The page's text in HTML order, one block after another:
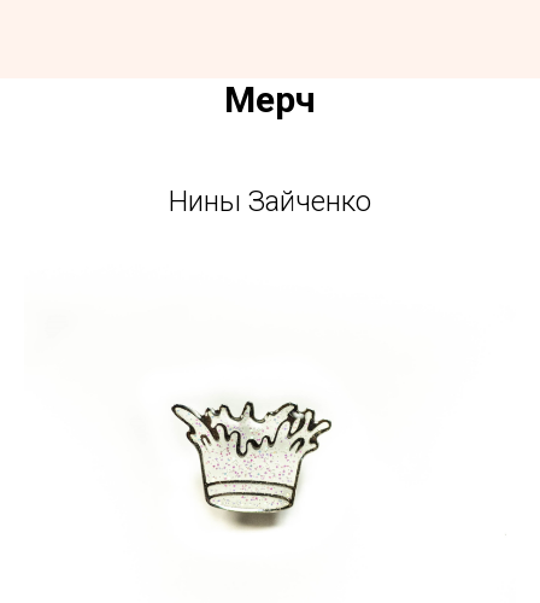
Мерч
Нины Зайченко